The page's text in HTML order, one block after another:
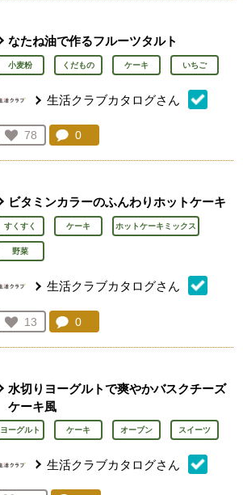
なたね油で作るフルーツタルト
小麦粉 くだもの ケーキ いちご
生活クラブカタログさん
お気に入り登録：
78
人が登録
コメント：
0
ビタミンカラーのふんわりホットケーキ
すくすく ケーキ ホットケーキミックス
野菜
生活クラブカタログさん
お気に入り登録：
13
人が登録
コメント：
0
水切りヨーグルトで爽やかバスクチーズ
ケーキ風
ヨーグルト ケーキ オーブン スイーツ
生活クラブカタログさん